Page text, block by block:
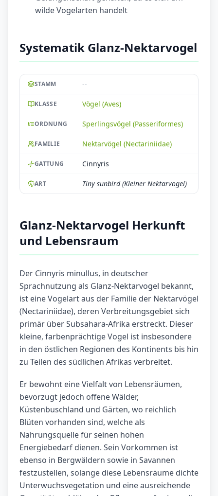
wilde Vogelarten handelt
Systematik Glanz-Nektarvogel
STAMM --
KLASSE Vögel (Aves)
ORDNUNG Sperlingsvögel (Passeriformes)
FAMILIE Nektarvögel (Nectariniidae)
GATTUNG Cinnyris
ART Tiny sunbird (Kleiner Nektarvogel)
Glanz-Nektarvogel Herkunft
und Lebensraum
Der Cinnyris minullus, in deutscher
Sprachnutzung als Glanz-Nektarvogel bekannt,
ist eine Vogelart aus der Familie der Nektarvögel
(Nectariniidae), deren Verbreitungsgebiet sich
primär über Subsahara-Afrika erstreckt. Dieser
kleine, farbenprächtige Vogel ist insbesondere
in den östlichen Regionen des Kontinents bis hin
zu Teilen des südlichen Afrikas verbreitet.
Er bewohnt eine Vielfalt von Lebensräumen,
bevorzugt jedoch offene Wälder,
Küstenbuschland und Gärten, wo reichlich
Blüten vorhanden sind, welche als
Nahrungsquelle für seinen hohen
Energiebedarf dienen. Sein Vorkommen ist
ebenso in Bergwäldern sowie in Savannen
festzustellen, solange diese Lebensräume dichte
Unterwuchsvegetation und eine ausreichende